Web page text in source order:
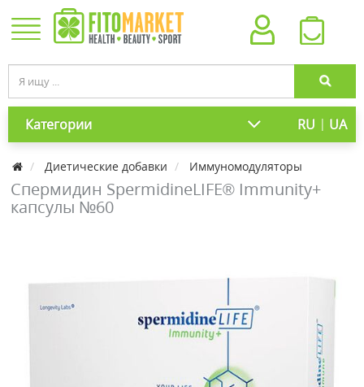
Категории RU | UA
Диетические добавки Иммуномодуляторы
Спермидин SpermidineLIFE® Immunity+
капсулы №60